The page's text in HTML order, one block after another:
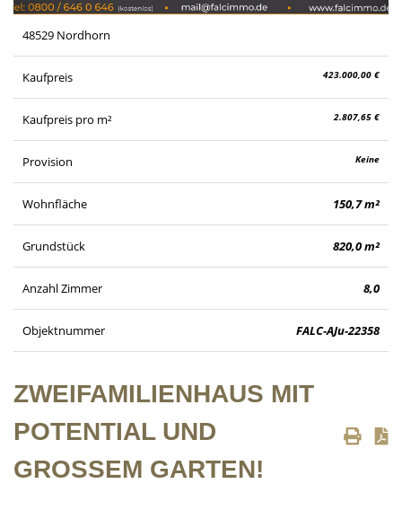
48529 Nordhorn
Kaufpreis 423.000,00 €
Kaufpreis pro m² 2.807,65 €
Provision Keine
Wohnfläche 150,7 m²
Grundstück 820,0 m²
Anzahl Zimmer 8,0
Objektnummer FALC-AJu-22358
ZWEIFAMILIENHAUS MIT
POTENTIAL UND
GROSSEM GARTEN!